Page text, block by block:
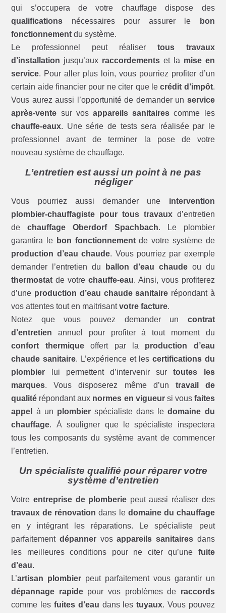
qui s’occupera de votre chauffage dispose des
qualifications nécessaires pour assurer le
bon
fonctionnement du système.
Le professionnel peut réaliser tous travaux
d’installation jusqu’aux raccordements et la mise en
service. Pour aller plus loin, vous pourriez profiter d’un
certain aide financier pour ne citer que lecrédit d’impôt.
Vous aurez aussi l’opportunité de demander un service
après-vente sur vos appareils sanitaires comme les
chauffe-eaux. Une série de tests sera réalisée par le
professionnel avant de terminer la pose de votre
nouveau système de chauffage.
L’entretien est aussi un point à ne pas
négliger
Vous pourriez aussi demander une intervention
plombier-chauffagiste pour tous travauxd’entretien
dechauffage Oberdorf Spachbach. Le plombier
garantira le bon fonctionnementde votre système de
production d’eau chaude. Vous pourriez par exemple
demander l’entretien du
ballon d’eau chaude ou du
thermostat de votre chauffe-eau. Ainsi, vous profiterez
d’une production d’eau chaude sanitaire répondant à
vos attentes tout en maitrisantvotre facture.
Notez que vous pouvez demander un contrat
d’entretien annuel pour profiter à tout moment du
confort thermiqueoffert par la production d’eau
chaude sanitaire. L’expérience et les certifications du
plombier lui permettent d’intervenir surtoutes les
marques. Vous disposerez même d’un travail de
qualité répondant aux normes en vigueursi vous faites
appel
à un plombierspécialiste dans ledomaine du
chauffage. À souligner que le spécialiste inspectera
tous les composants du système avant de commencer
l’entretien.
Un spécialiste qualifié pour réparer votre
système d’entretien
Votreentreprise de plomberie peut aussi réaliser des
travaux de rénovation dans le domaine du chauffage
en y intégrant les réparations. Le spécialiste peut
parfaitementdépanner vosappareils sanitairesdans
les meilleures conditions pour ne citer qu’une fuite
d’eau.
L’artisan plombier peut parfaitement vous garantir un
dépannage rapidepour vos problèmes de raccords
comme les fuites d’eau dans lestuyaux. Vous pouvez